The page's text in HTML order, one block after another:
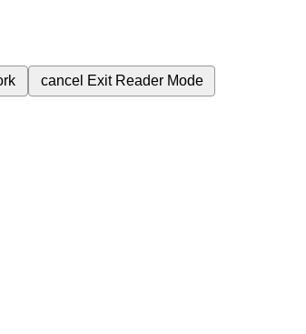
cancel Exit Reader Mode